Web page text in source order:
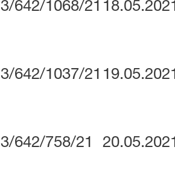
3/642/1068/21
3/642/1037/21
3/642/758/21